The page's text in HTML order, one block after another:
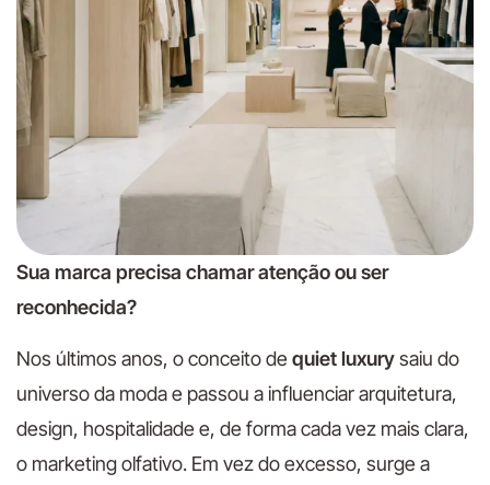
Sua marca precisa chamar atenção ou ser
reconhecida?
Nos últimos anos, o conceito de quiet luxurysaiu do
universo da moda e passou a influenciar arquitetura,
design, hospitalidade e, de forma cada vez mais clara,
o marketing olfativo. Em vez do excesso, surge a